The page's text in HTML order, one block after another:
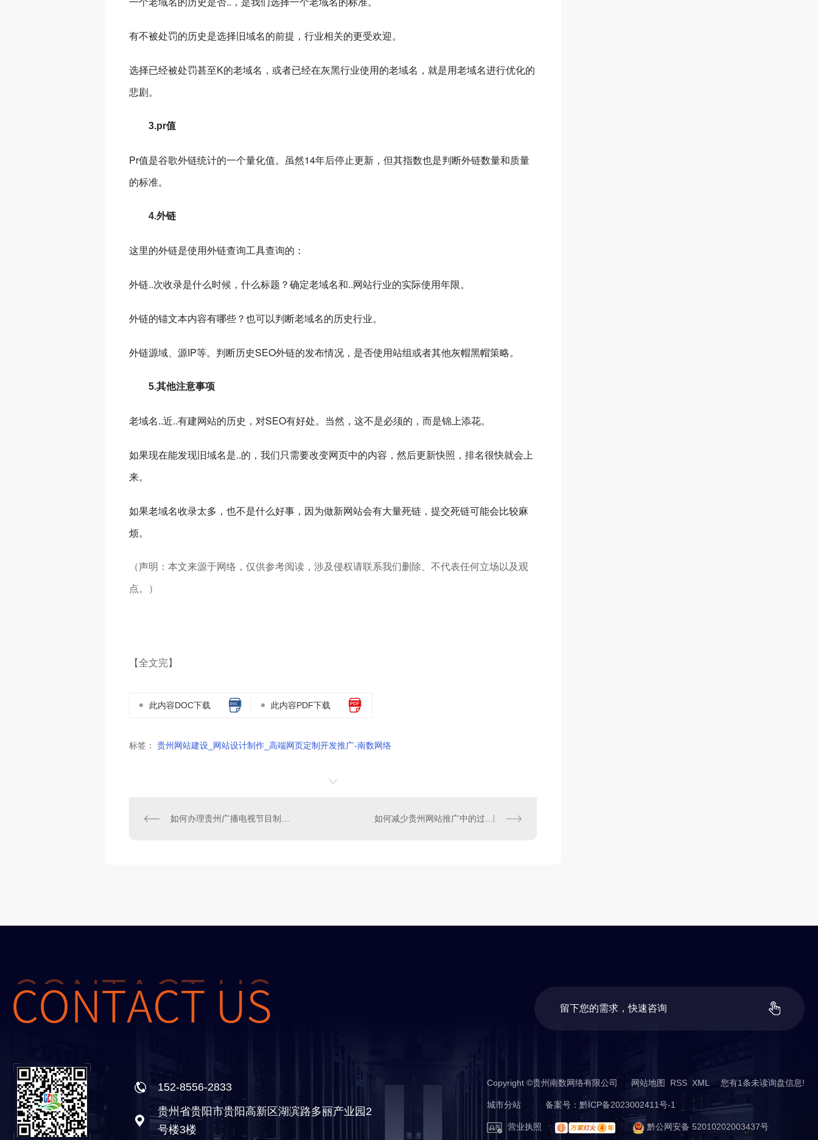
有不被处罚的历史是选择旧域名的前提，行业相关的更受欢迎。
选择已经被处罚甚至K的老域名，或者已经在灰黑行业使用的老域名，就是用老域名进行优化的
悲剧。
3.pr值
Pr值是谷歌外链统计的一个量化值。虽然14年后停止更新，但其指数也是判断外链数量和质量
的标准。
4.外链
这里的外链是使用外链查询工具查询的：
外链..次收录是什么时候，什么标题？确定老域名和..网站行业的实际使用年限。
外链的锚文本内容有哪些？也可以判断老域名的历史行业。
外链源域、源IP等。判断历史SEO外链的发布情况，是否使用站组或者其他灰帽黑帽策略。
5.其他注意事项
老域名..近..有建网站的历史，对SEO有好处。当然，这不是必须的，而是锦上添花。
如果现在能发现旧域名是..的，我们只需要改变网页中的内容，然后更新快照，排名很快就会上
来。
如果老域名收录太多，也不是什么好事，因为做新网站会有大量死链，提交死链可能会比较麻
烦。
（声明：本文来源于网络，仅供参考阅读，涉及侵权请联系我们删除、不代表任何立场以及观
点。）
【全文完】
此内容DOC下载 此内容PDF下载
标签： 贵州网站建设_网站设计制作_高端网页定制开发推广-南数网络
如何办理贵州广播电视节目制作经营许可证? 如何减少贵州网站推广中的过度优化？
留下您的需求 ，快速咨询
152-8556-2833
贵州省贵阳市贵阳高新区湖滨路多丽产业园2
号楼3楼
Copyright ©贵州南数网络有限公司网站地图 RSS XML 您有1条未读询盘信息!
城市分站
城市分站
南明区
备案号： 黔ICP备2023002411号-1
营业执照 黔公网安备 52010202003437号